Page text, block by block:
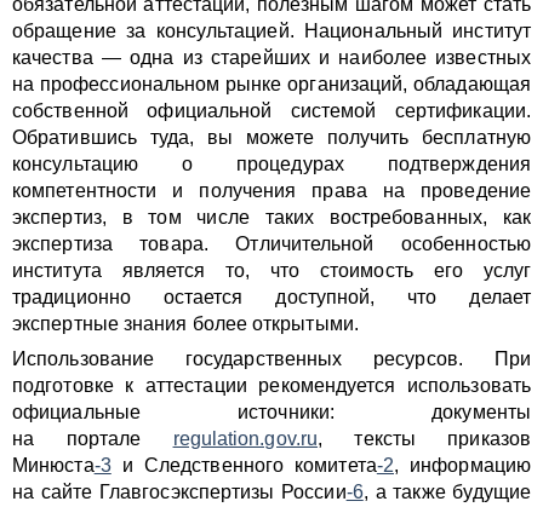
обязательной аттестации, полезным шагом может стать
обращение за консультацией. Национальный институт
качества — одна из старейших и наиболее известных
на профессиональном рынке организаций, обладающая
собственной официальной системой сертификации.
Обратившись туда, вы можете получить бесплатную
консультацию о процедурах подтверждения
компетентности и получения права на проведение
экспертиз, в том числе таких востребованных, как
экспертиза товара. Отличительной особенностью
института является то, что стоимость его услуг
традиционно остается доступной, что делает
экспертные знания более открытыми.
Использование государственных ресурсов. При
подготовке к аттестации рекомендуется использовать
официальные источники: документы
на портале regulation.gov.ru, тексты приказов
Минюста-3и Следственного комитета-2, информацию
на сайте Главгосэкспертизы России-6, а также будущие